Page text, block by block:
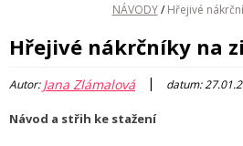
NÁVODY / Hřejivé
Hřejivé nákrčníky na
Autor:Jana Zlámalová | datum:
Návod a střih ke stažení